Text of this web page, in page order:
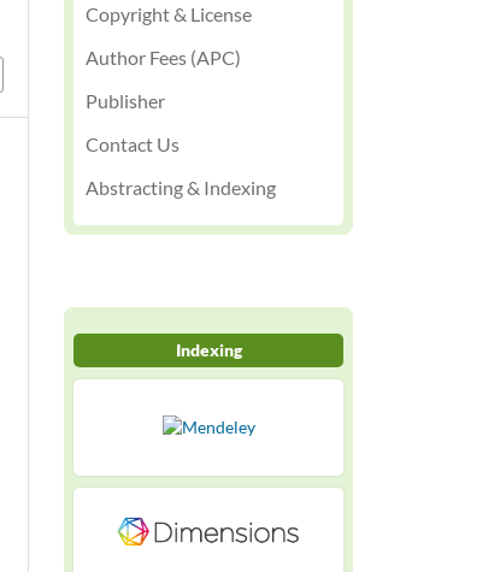
Copyright & License
Author Fees (APC)
Publisher
Contact Us
Abstracting & Indexing
Indexing